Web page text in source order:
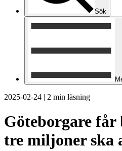
Sök
2025-02-24 | 2 min läsning
Göteborgare får
tre miljoner ska